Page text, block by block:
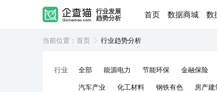
行业发展
趋势分析 首页 数据商城 数
当前位置： 首页 行业趋势分析
行业 全部 能源电力 节能环保
金融保险
汽车产业
化工材料 钢铁有色
房产建